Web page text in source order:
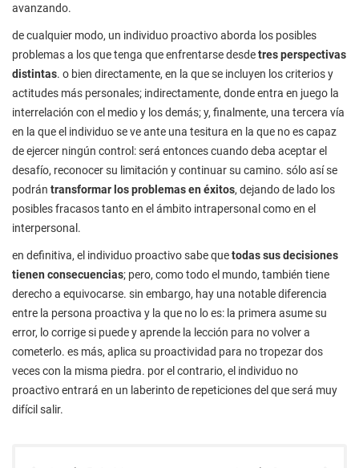
avanzando.
de cualquier modo, un individuo proactivo aborda los posibles
problemas a los que tenga que enfrentarse desdetres perspectivas
distintas. o bien directamente, en la que se incluyen los criterios y
actitudes más personales; indirectamente, donde entra en juego la
interrelación con el medio y los demás; y, finalmente, una tercera vía
en la que el individuo se ve ante una tesitura en la que no es capaz
de ejercer ningún control: será entonces cuando deba aceptar el
desafío, reconocer su limitación y continuar su camino. sólo así se
podrán transformar los problemas en éxitos, dejando de lado los
posibles fracasos tanto en el ámbito intrapersonal como en el
interpersonal.
en definitiva, el individuo proactivo sabe quetodas sus decisiones
tienen consecuencias; pero, como todo el mundo, también tiene
derecho a equivocarse. sin embargo, hay una notable diferencia
entre la persona proactiva y la que no lo es: la primera asume su
error, lo corrige si puede y aprende la lección para no volver a
cometerlo. es más, aplica su proactividad para no tropezar dos
veces con la misma piedra. por el contrario, el individuo no
proactivo entrará en un laberinto de repeticiones del que será muy
difícil salir.